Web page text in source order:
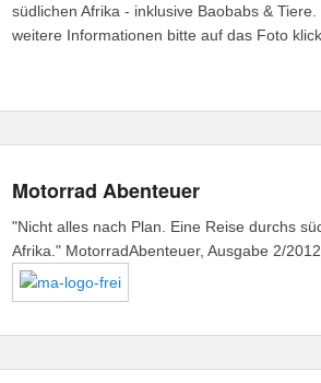
südlichen Afrika - inklusive Baobabs & Tiere.
weitere Informationen bitte auf das Foto
Motorrad Abenteuer
"Nicht alles nach Plan. Eine Reise durchs
Afrika." MotorradAbenteuer, Ausgabe 2/2012